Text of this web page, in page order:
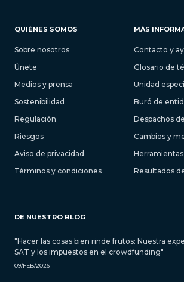
QUIÉNES SOMOS
Sobre nosotros
Únete
Medios y prensa
Sostenibilidad
Regulación
Riesgos
Aviso de privacidad
Términos y condiciones
MÁS
Contacto y
Glosario de
Unidad
Buró de
Despachos
Cambios y
Herramientas
Resultados
DE NUESTRO BLOG
"Hacer las cosas bien rinde frutos: Nuestra
SAT y los impuestos en el crowdfunding"
09/FEB/2026